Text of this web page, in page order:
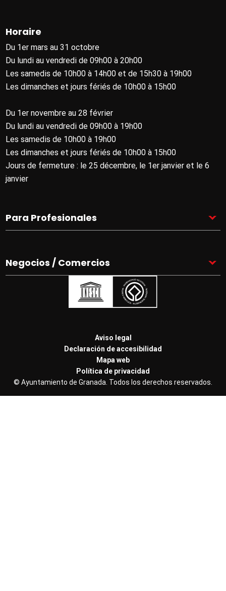
Horaire
Du 1er mars au 31 octobre
Du lundi au vendredi de 09h00 à 20h00
Les samedis de 10h00 à 14h00 et de 15h30 à 19h00
Les dimanches et jours fériés de 10h00 à 15h00
Du 1er novembre au 28 février
Du lundi au vendredi de 09h00 à 19h00
Les samedis de 10h00 à 19h00
Les dimanches et jours fériés de 10h00 à 15h00
Jours de fermeture : le 25 décembre, le 1er janvier et le 6
janvier
Para Profesionales
Negocios / Comercios
de
Granadatur
Políticas
Aviso legal
Declaración de accesibilidad
Mapa web
Política de privacidad
© Ayuntamiento de Granada. Todos los derechos reservados.